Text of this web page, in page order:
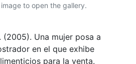
to open the gallery.
(2005). Una mujer posa a
en el que exhibe
para la venta.